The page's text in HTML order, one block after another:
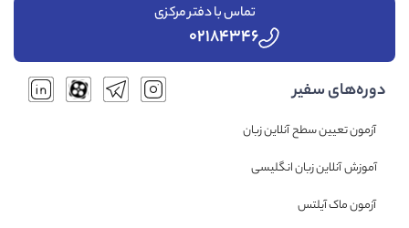
تماس با دفتر مرکزی
۰۲۱۸۴۳۴۶
دوره‌های سفیر
آزمون تعیین سطح آنلاین زبان
آموزش آنلاین زبان انگلیسی
آزمون ماک آیلتس